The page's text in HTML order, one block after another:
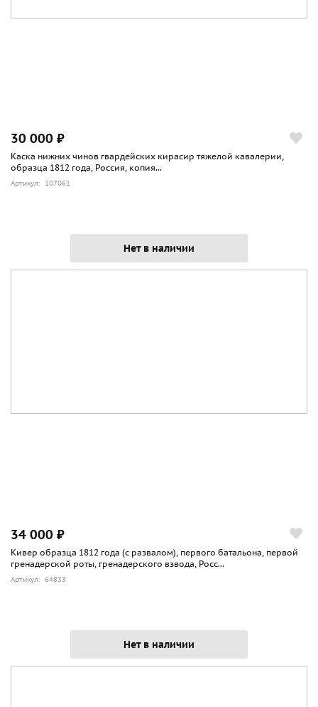
30 000 ₽
Каска нижних чинов гвардейских кирасир тяжелой кавалерии,
образца 1812 года, Россия, копия...
Артикул: 107061
Нет в наличии
34 000 ₽
Кивер образца 1812 года (с развалом), первого батальона, первой
гренадерской роты, гренадерского взвода, Росс...
Артикул: 64833
Нет в наличии